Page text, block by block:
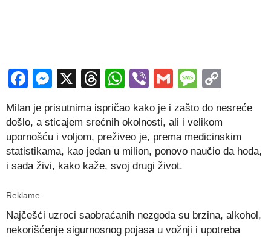
Facebook
Messenger
X Threads
WhatsApp
ViberGmail
Link
Milan je prisutnima ispričao kako je i zašto do nesreće
došlo, a sticajem srećnih okolnosti, ali i velikom
upornošću i voljom, preživeo je, prema medicinskim
statistikama, kao jedan u milion, ponovo naučio da hoda,
i sada živi, kako kaže, svoj drugi život.
Reklame
Najčešći uzroci saobraćanih nezgoda su brzina, alkohol,
nekorišćenje sigurnosnog pojasa u vožnji i upotreba